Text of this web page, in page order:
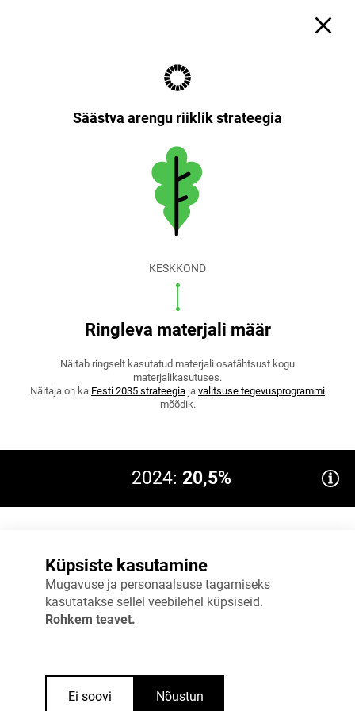
Säästva arengu riiklik strateegia
KESKKOND
Ringleva materjali määr
Näitab ringselt kasutatud materjali osatähtsust kogu
materjalikasutuses.
Näitaja on ka Eesti 2035 strateegia ja valitsuse tegevusprogrammi
mõõdik.
2024: 20,5%
EL 2024: 12,2
12%
18%
Allikas:Statistikaamet
Küpsiste kasutamine
Mugavuse ja personaalsuse tagamiseks
kasutatakse sellel veebilehel küpsiseid.
Rohkem teavet.
Ei soovi Nõustun